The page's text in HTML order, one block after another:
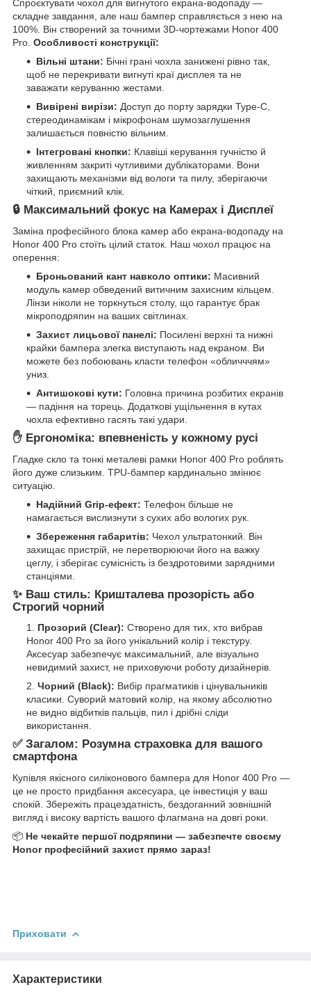
Спроєктувати чохол для вигнутого екрана-водопаду —
складне завдання, але наш бампер справляється з нею на
100%. Він створений за точними 3D-чортежами Honor 400
Pro. Особливості конструкції:
Вільні штани: Бічні грані чохла занижені рівно так,
щоб не перекривати вигнуті краї дисплея та не
заважати керуванню жестами.
Вивірені вирізи: Доступ до порту зарядки Type-C,
стереодинамікам і мікрофонам шумозаглушення
залишається повністю вільним.
Інтегровані кнопки: Клавіші керування гучністю й
живленням закриті чутливими дублікаторами. Вони
захищають механізми від вологи та пилу, зберігаючи
чіткий, приємний клік.
🔒 Максимальний фокус на Камерах і Дисплеї
Заміна професійного блока камер або екрана-водопаду на
Honor 400 Pro стоїть цілий статок. Наш чохол працює на
оперення:
Броньований кант навколо оптики: Масивний
модуль камер обведений витичним захисним кільцем.
Лінзи ніколи не торкнуться столу, що гарантує брак
мікроподряпин на ваших світлинах.
Захист лицьової панелі: Посилені верхні та нижні
крайки бампера злегка виступають над екраном. Ви
можете без побоювань класти телефон «обличччям»
униз.
Антишокові кути: Головна причина розбитих екранів
— падіння на торець. Додаткові ущільнення в кутах
чохла ефективно гасять такі удари.
✋ Ергономіка: впевненість у кожному русі
Гладке скло та тонкі металеві рамки Honor 400 Pro роблять
його дуже слизьким. TPU-бампер кардинально змінює
ситуацію.
Надійний Grip-ефект: Телефон більше не
намагається вислизнути з сухих або вологих рук.
Збереження габаритів: Чехол ультратонкий. Він
захищає пристрій, не перетворюючи його на важку
цеглу, і зберігає сумісність із бездротовими зарядними
станціями.
✨ Ваш стиль: Кришталева прозорість або
Строгий чорний
Прозорий (Clear): Створено для тих, хто вибрав
Honor 400 Pro за його унікальний колір і текстуру.
Аксесуар забезпечує максимальний, але візуально
невидимий захист, не приховуючи роботу дизайнерів.
Чорний (Black): Вибір прагматиків і цінувальників
класики. Суворий матовий колір, на якому абсолютно
не видно відбитків пальців, пил і дрібні сліди
використання.
✅ Загалом: Розумна страховка для вашого
смартфона
Купівля якісного силіконового бампера для Honor 400 Pro —
це не просто придбання аксесуара, це інвестиція у ваш
спокій. Збережіть працездатність, бездоганний зовнішній
вигляд і високу вартість вашого флагмана на довгі роки.
📦 Не чекайте першої подряпини — забезпечте своєму
Honor професійний захист прямо зараз!
Приховати
Характеристики